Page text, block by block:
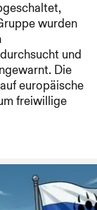
wurden
und
Die
europäische
freiwillige